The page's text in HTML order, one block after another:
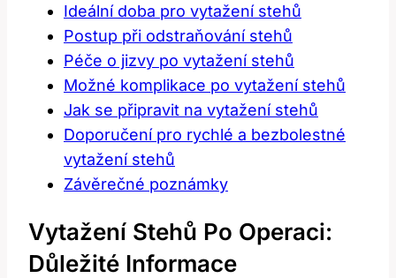
Ideální ‌doba pro vytažení stehů
Postup při odstraňování stehů
Péče o jizvy ⁢po vytažení stehů
Možné komplikace ​po vytažení stehů
Jak se připravit na vytažení stehů
Doporučení pro rychlé a bezbolestné
vytažení​ stehů
Závěrečné poznámky
Vytažení ⁣stehů Po ​operaci:
Důležité Informace